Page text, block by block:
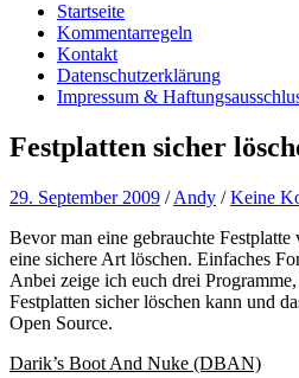
Startseite
Kommentarregeln
Kontakt
Datenschutzerklärung
Impressum &
Festplatten sicher
29. September 2009 /Andy /Keine
Bevor man eine gebrauchte
eine sichere Art löschen. Einfaches
Anbei zeige ich euch drei
Festplatten sicher löschen kann und
Open Source.
Darik’s Boot And Nuke (DBAN)